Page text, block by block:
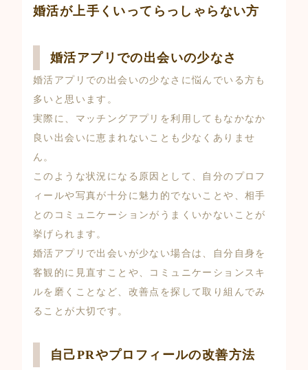
婚活が上手くいってらっしゃらない方
婚活アプリでの出会いの少なさ
婚活アプリでの出会いの少なさに悩んでいる方も
多いと思います。
実際に、マッチングアプリを利用してもなかなか
良い出会いに恵まれないことも少なくありませ
ん。
このような状況になる原因として、自分のプロフ
ィールや写真が十分に魅力的でないことや、相手
とのコミュニケーションがうまくいかないことが
挙げられます。
婚活アプリで出会いが少ない場合は、自分自身を
客観的に見直すことや、コミュニケーションスキ
ルを磨くことなど、改善点を探して取り組んでみ
ることが大切です。
自己PRやプロフィールの改善方法